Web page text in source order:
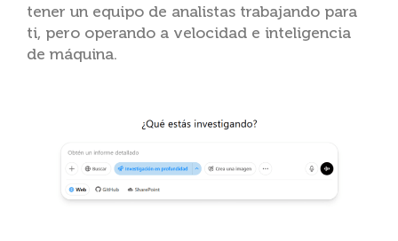
tener un equipo de analistas trabajando para
ti, pero operando a velocidad e inteligencia
de máquina.